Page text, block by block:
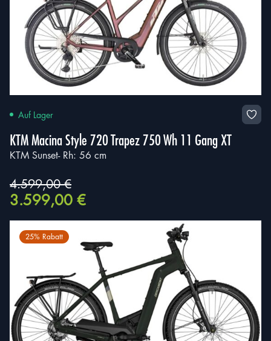
Auf Lager
KTM Macina Style 720 Trapez 750 Wh 11 Gang XT
KTM Sunset- Rh: 56 cm
4.599,00€
Ursprünglicher
Preis
4.599,00 €
3.599,00 €Aktueller
Preis
3.599,00 €.
25% Rabatt